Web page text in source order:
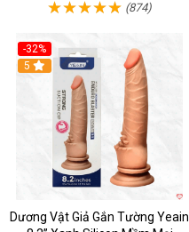
(874)
-32%
5
Dương Vật Giả Gắn Tường Yeain